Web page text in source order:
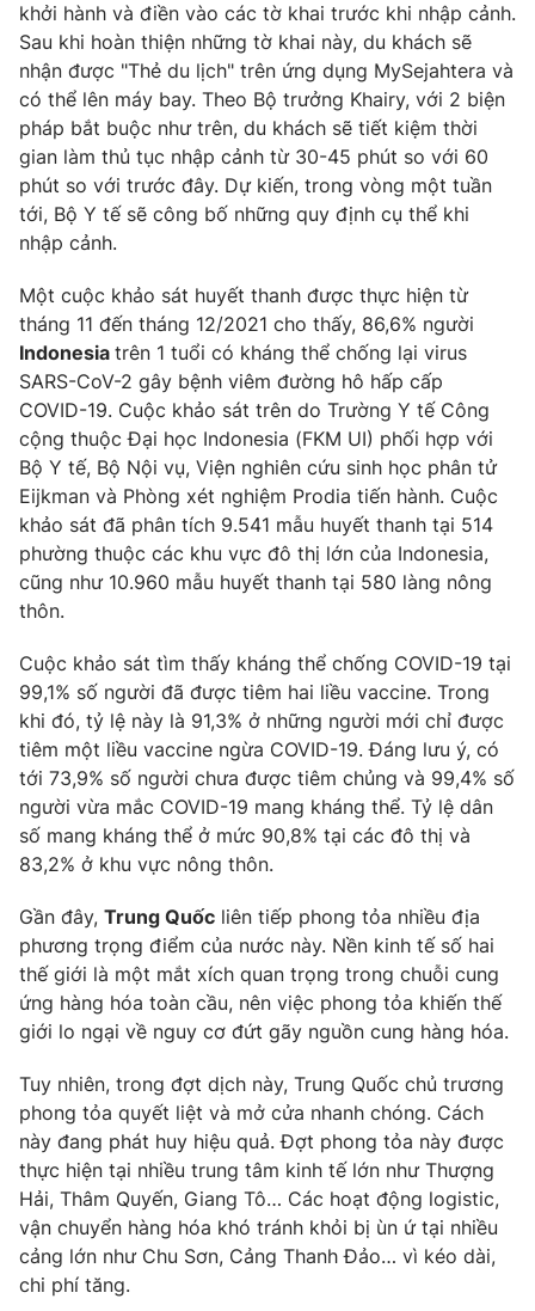
khởi hành và điền vào các tờ khai trước khi nhập cảnh.
Sau khi hoàn thiện những tờ khai này, du khách sẽ
nhận được "Thẻ du lịch" trên ứng dụng MySejahtera và
có thể lên máy bay. Theo Bộ trưởng Khairy, với 2 biện
pháp bắt buộc như trên, du khách sẽ tiết kiệm thời
gian làm thủ tục nhập cảnh từ 30-45 phút so với 60
phút so với trước đây. Dự kiến, trong vòng một tuần
tới, Bộ Y tế sẽ công bố những quy định cụ thể khi
nhập cảnh.
Một cuộc khảo sát huyết thanh được thực hiện từ
tháng 11 đến tháng 12/2021 cho thấy, 86,6% người
Indonesia trên 1 tuổi có kháng thể chống lại virus
SARS-CoV-2 gây bệnh viêm đường hô hấp cấp
COVID-19. Cuộc khảo sát trên do Trường Y tế Công
cộng thuộc Đại học Indonesia (FKM UI) phối hợp với
Bộ Y tế, Bộ Nội vụ, Viện nghiên cứu sinh học phân tử
Eijkman và Phòng xét nghiệm Prodia tiến hành. Cuộc
khảo sát đã phân tích 9.541 mẫu huyết thanh tại 514
phường thuộc các khu vực đô thị lớn của Indonesia,
cũng như 10.960 mẫu huyết thanh tại 580 làng nông
thôn.
Cuộc khảo sát tìm thấy kháng thể chống COVID-19 tại
99,1% số người đã được tiêm hai liều vaccine. Trong
khi đó, tỷ lệ này là 91,3% ở những người mới chỉ được
tiêm một liều vaccine ngừa COVID-19. Đáng lưu ý, có
tới 73,9% số người chưa được tiêm chủng và 99,4% số
người vừa mắc COVID-19 mang kháng thể. Tỷ lệ dân
số mang kháng thể ở mức 90,8% tại các đô thị và
83,2% ở khu vực nông thôn.
Gần đây, Trung Quốc liên tiếp phong tỏa nhiều địa
phương trọng điểm của nước này. Nền kinh tế số hai
thế giới là một mắt xích quan trọng trong chuỗi cung
ứng hàng hóa toàn cầu, nên việc phong tỏa khiến thế
giới lo ngại về nguy cơ đứt gãy nguồn cung hàng hóa.
Tuy nhiên, trong đợt dịch này, Trung Quốc chủ trương
phong tỏa quyết liệt và mở cửa nhanh chóng. Cách
này đang phát huy hiệu quả. Đợt phong tỏa này được
thực hiện tại nhiều trung tâm kinh tế lớn như Thượng
Hải, Thâm Quyến, Giang Tô… Các hoạt động logistic,
vận chuyển hàng hóa khó tránh khỏi bị ùn ứ tại nhiều
cảng lớn như Chu Sơn, Cảng Thanh Đảo… vì kéo dài,
chi phí tăng.